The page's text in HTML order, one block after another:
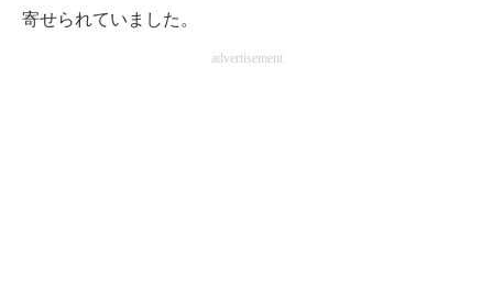
寄せられていました。
advertisement